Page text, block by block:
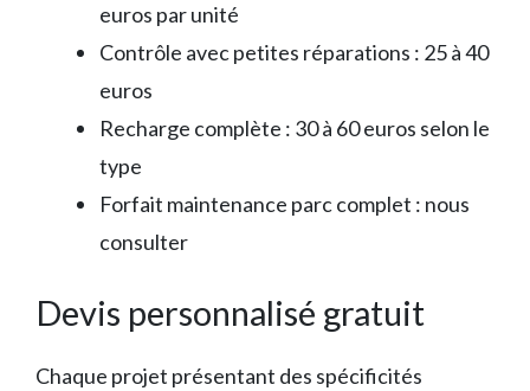
euros par unité
Contrôle avec petites réparations : 25 à 40
euros
Recharge complète : 30 à 60 euros selon le
type
Forfait maintenance parc complet : nous
consulter
Devis personnalisé gratuit
Chaque projet présentant des spécificités